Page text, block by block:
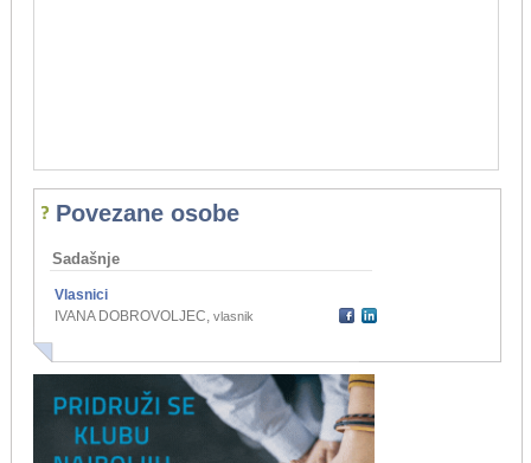
Povezane osobe
Sadašnje
Vlasnici
IVANA DOBROVOLJEC, vlasnik